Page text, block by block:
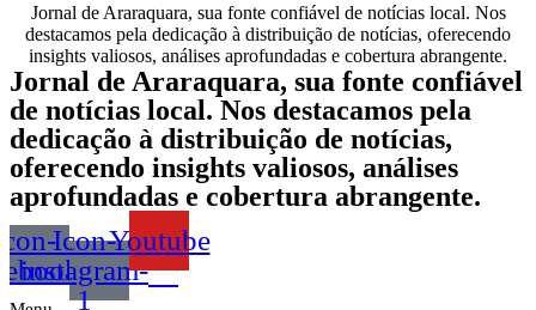
Jornal de Araraquara, sua fonte confiável de notícias local. Nos
destacamos pela dedicação à distribuição de notícias, oferecendo
insights valiosos, análises aprofundadas e cobertura abrangente.
Jornal de Araraquara, sua fonte confiável
de notícias local. Nos destacamos pela
dedicação à distribuição de notícias,
oferecendo insights valiosos, análises
aprofundadas e cobertura abrangente.
Icon-
instagram-
1
Youtube